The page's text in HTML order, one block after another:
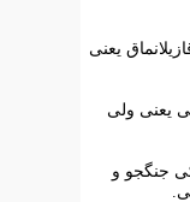
یعنی
یعنی ولی
جنگجو و